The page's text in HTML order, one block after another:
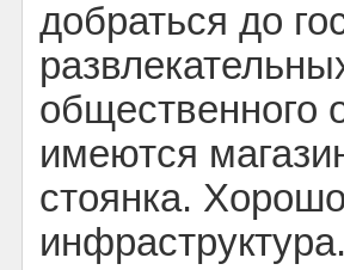
добраться до
общественного
имеются
стоянка.
инфраструктура.